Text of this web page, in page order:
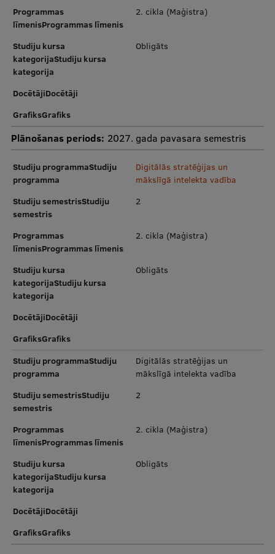
Starptautiskā sadarbība
Mobilitātes programmas
Starptautiskie projekti
Starptautiskie sadarbības partneri
EURAXESS RSU kontaktpunkts
EATRIS koordinators Latvijā
Programmas
līmenisProgrammas līmenis
2. cikla (Maģistra)
Studiju kursa
kategorijaStudiju kursa
kategorija
Obligāts
DocētājiDocētāji
GrafiksGrafiks
Plānošanas periods: 2027. gada pavasara semestris
Studiju programmaStudiju
programma
Digitālās stratēģijas un
mākslīgā intelekta vadība
Studiju semestrisStudiju
semestris
2
Programmas
līmenisProgrammas līmenis
2. cikla (Maģistra)
Studiju kursa
kategorijaStudiju kursa
kategorija
Obligāts
DocētājiDocētāji
GrafiksGrafiks
Studiju programmaStudiju
programma
Digitālās stratēģijas un
mākslīgā intelekta vadība
Studiju semestrisStudiju
semestris
2
Programmas
līmenisProgrammas līmenis
2. cikla (Maģistra)
Studiju kursa
kategorijaStudiju kursa
kategorija
Obligāts
DocētājiDocētāji
GrafiksGrafiks